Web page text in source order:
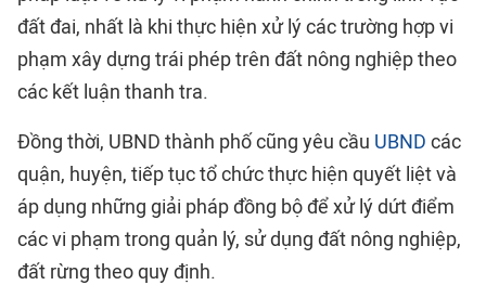
đất đai, nhất là khi thực hiện xử lý các trường hợp vi
phạm xây dựng trái phép trên đất nông nghiệp theo
các kết luận thanh tra.
Đồng thời, UBND thành phố cũng yêu cầu UBND các
quận, huyện, tiếp tục tổ chức thực hiện quyết liệt và
áp dụng những giải pháp đồng bộ để xử lý dứt điểm
các vi phạm trong quản lý, sử dụng đất nông nghiệp,
đất rừng theo quy định.